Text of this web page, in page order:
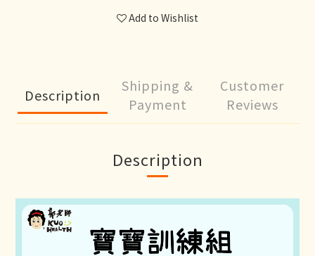
Add to Wishlist
Description
Shipping &
Payment
Customer
Reviews
Description